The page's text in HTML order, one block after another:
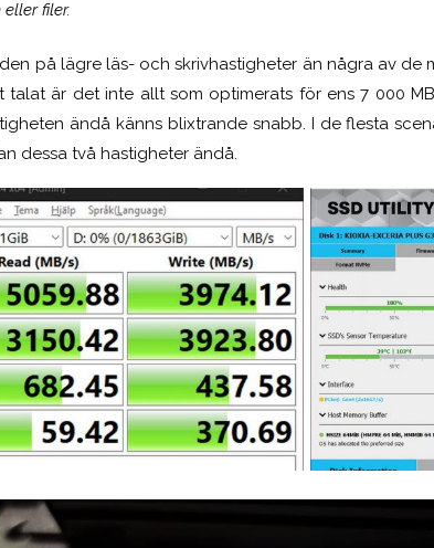
filer.
på lägre läs- och skrivhastigheter än några av de
talat är det inte allt som optimerats för ens 7 000
ändå känns blixtrande snabb. I de flesta
dessa två hastigheter ändå.